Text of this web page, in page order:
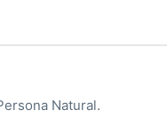
Natural.